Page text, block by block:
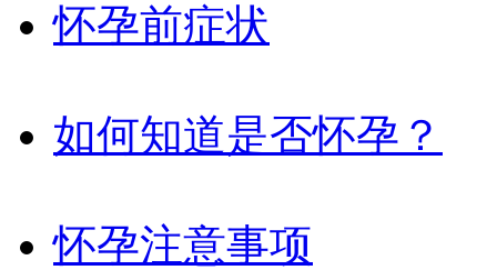
怀孕前症状
如何知道是否怀孕？
怀孕注意事项